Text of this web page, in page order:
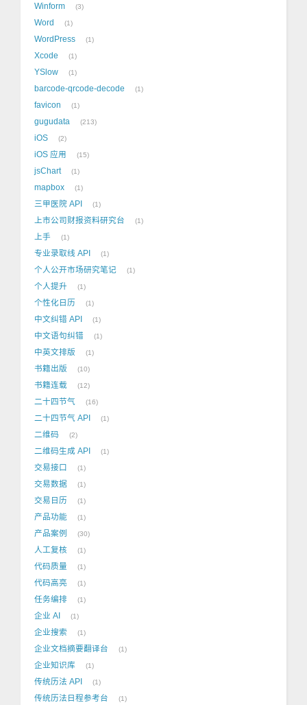
Winform 3
Word 1
WordPress 1
Xcode 1
YSlow 1
barcode-qrcode-decode 1
favicon 1
gugudata 213
iOS 2
iOS 应用 15
jsChart 1
mapbox 1
三甲医院 API 1
上市公司财报资料研究台 1
上手 1
专业录取线 API 1
个人公开市场研究笔记 1
个人提升 1
个性化日历 1
中文纠错 API 1
中文语句纠错 1
中英文排版 1
书籍出版 10
书籍连载 12
二十四节气 16
二十四节气 API 1
二维码 2
二维码生成 API 1
交易接口 1
交易数据 1
交易日历 1
产品功能 1
产品案例 30
人工复核 1
代码质量 1
代码高亮 1
任务编排 1
企业 AI 1
企业搜索 1
企业文档摘要翻译台 1
企业知识库 1
传统历法 API 1
传统历法日程参考台 1